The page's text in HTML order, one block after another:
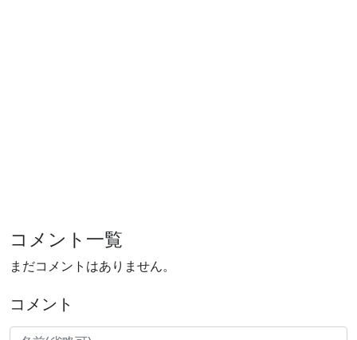
コメント一覧
まだコメントはありません。
コメント